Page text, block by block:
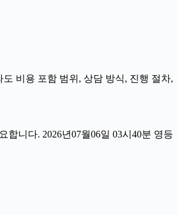
비용 포함 범위, 상담 방식, 진행 절차,
니다. 2026년07월06일 03시40분 영등